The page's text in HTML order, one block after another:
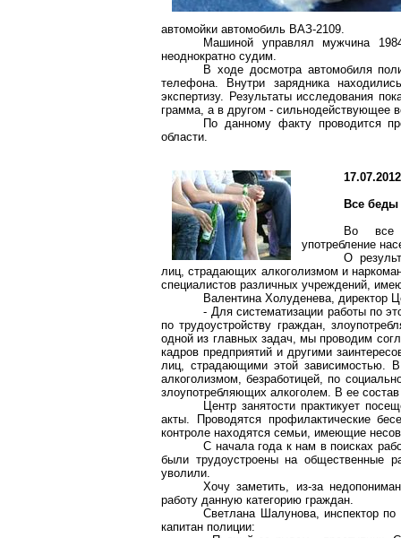
автомойки автомобиль ВАЗ-2109.
Машиной управлял мужчина
неоднократно судим.
В ходе досмотра автомобиля
телефона. Внутри зарядника
экспертизу. Результаты исследования
грамма, а в другом - сильнодействующее
По данному факту проводится
области.
17.07.2012
Все беды
Во все
употребление
О
лиц, страдающих алкоголизмом и
специалистов различных учреждений,
Валентина Холуденева, директор
- Для систематизации работы по
по трудоустройству граждан,
одной из главных задач, мы проводим
кадров предприятий и другими
лиц, страдающими этой зависимостью.
алкоголизмом, безработицей, по
злоупотребляющих алкоголем. В ее
Центр занятости практикует
акты. Проводятся профилактические
контроле находятся семьи, имеющие
С начала года к нам в поисках
были трудоустроены на общественные
уволили.
Хочу заметить, из-за
работу данную категорию граждан.
Светлана Шалунова, инспектор
капитан полиции: